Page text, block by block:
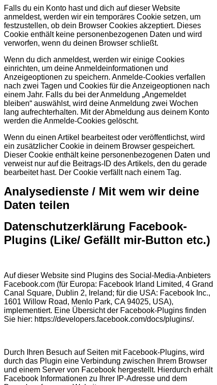
Falls du ein Konto hast und dich auf dieser Website
anmeldest, werden wir ein temporäres Cookie setzen, um
festzustellen, ob dein Browser Cookies akzeptiert. Dieses
Cookie enthält keine personenbezogenen Daten und wird
verworfen, wenn du deinen Browser schließt.
Wenn du dich anmeldest, werden wir einige Cookies
einrichten, um deine Anmeldeinformationen und
Anzeigeoptionen zu speichern. Anmelde-Cookies verfallen
nach zwei Tagen und Cookies für die Anzeigeoptionen nach
einem Jahr. Falls du bei der Anmeldung „Angemeldet
bleiben“ auswählst, wird deine Anmeldung zwei Wochen
lang aufrechterhalten. Mit der Abmeldung aus deinem Konto
werden die Anmelde-Cookies gelöscht.
Wenn du einen Artikel bearbeitest oder veröffentlichst, wird
ein zusätzlicher Cookie in deinem Browser gespeichert.
Dieser Cookie enthält keine personenbezogenen Daten und
verweist nur auf die Beitrags-ID des Artikels, den du gerade
bearbeitet hast. Der Cookie verfällt nach einem Tag.
Analysedienste / Mit wem wir deine
Daten teilen
Datenschutzerklärung Facebook-
Plugins (Like/ Gefällt mir-Button etc.)
Auf dieser Website sind Plugins des Social-Media-Anbieters
Facebook.com (für Europa: Facebook Irland Limited, 4 Grand
Canal Square, Dublin 2, Ireland; für die USA: Facebook Inc.,
1601 Willow Road, Menlo Park, CA 94025, USA),
implementiert. Eine Übersicht der Facebook-Plugins finden
Sie hier: https://developers.facebook.com/docs/plugins/.
Durch Ihren Besuch auf Seiten mit Facebook-Plugins, wird
durch das Plugin eine Verbindung zwischen Ihrem Browser
und einem Server von Facebook hergestellt. Hierdurch erhält
Facebook Informationen zu Ihrer IP-Adresse und dem